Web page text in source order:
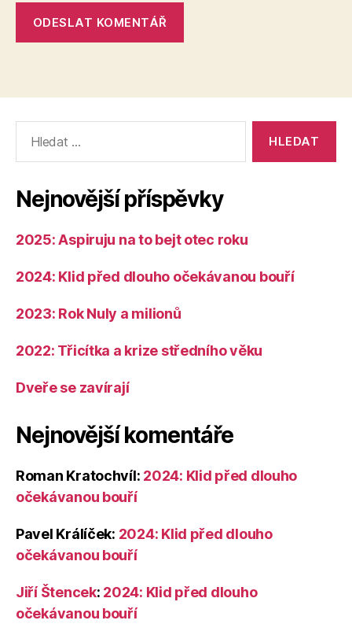
vyhledávání:
Nejnovější příspěvky
2025: Aspiruju na to bejt otec roku
2024: Klid před dlouho očekávanou bouří
2023: Rok Nuly a milionů
2022: Třicítka a krize středního věku
Dveře se zavírají
Nejnovější komentáře
Roman Kratochvíl: 2024: Klid před dlouho
očekávanou bouří
Pavel Králíček: 2024: Klid před dlouho
očekávanou bouří
Jiří Štencek: 2024: Klid před dlouho
očekávanou bouří